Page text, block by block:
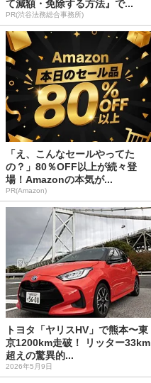
て減額・免除する方法』で...
PR(渋谷法務総合事務所)
「え、こんなセールやってた
の？」80％OFF以上が続々登
場！Amazonの本気が...
PR(Amazon)
トヨタ「ヤリスHV」で熊本〜東
京1200km走破！ リッター33km
超えの驚異的...
2026年5月9日